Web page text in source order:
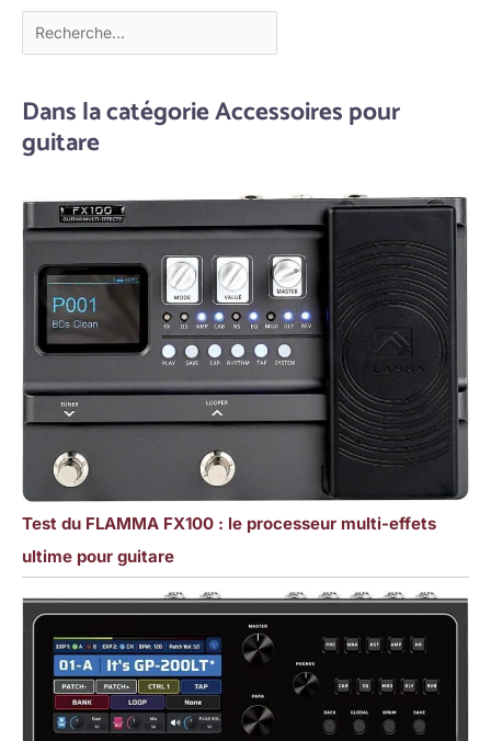
Dans la catégorie Accessoires pour
guitare
Test du FLAMMA FX100 : le processeur multi-effets
ultime pour guitare